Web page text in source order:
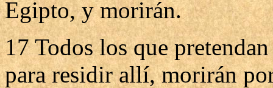
Egipto, y morirán.
17 Todos los que
para residir allí, morirán